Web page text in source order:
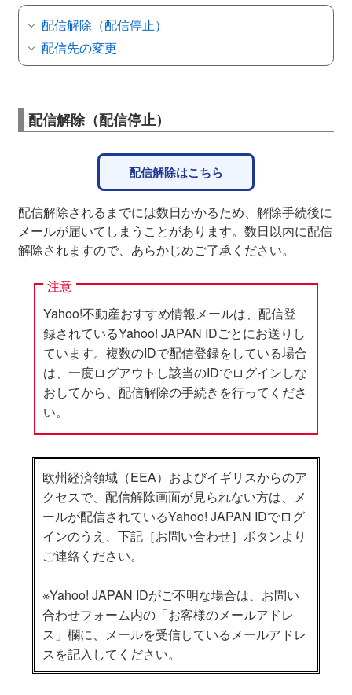
配信解除（配信停止）
配信先の変更
配信解除（配信停止）
配信解除はこちら
配信解除されるまでには数日かかるため、解除手続後に
メールが届いてしまうことがあります。数日以内に配信
解除されますので、あらかじめご了承ください。
注意
Yahoo!不動産おすすめ情報メールは、配信登
録されているYahoo! JAPAN IDごとにお送りし
ています。複数のIDで配信登録をしている場合
は、一度ログアウトし該当のIDでログインしな
おしてから、配信解除の手続きを行ってくださ
い。
欧州経済領域（EEA）およびイギリスからのア
クセスで、配信解除画面が見られない方は、メ
ールが配信されているYahoo! JAPAN IDでログ
インのうえ、下記［お問い合わせ］ボタンより
ご連絡ください。
※Yahoo! JAPAN IDがご不明な場合は、お問い
合わせフォーム内の「お客様のメールアドレ
ス」欄に、メールを受信しているメールアドレ
スを記入してください。